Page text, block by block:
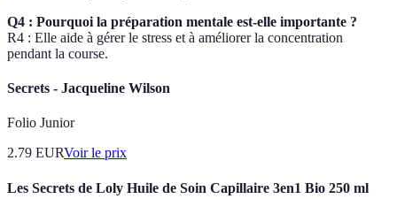
Q4 : Pourquoi la préparation mentale est-elle importante ?
R4 : Elle aide à gérer le stress et à améliorer la concentration
pendant la course.
Secrets - Jacqueline Wilson
Folio Junior
2.79 EURVoir le prix
Les Secrets de Loly Huile de Soin Capillaire 3en1 Bio 250 ml